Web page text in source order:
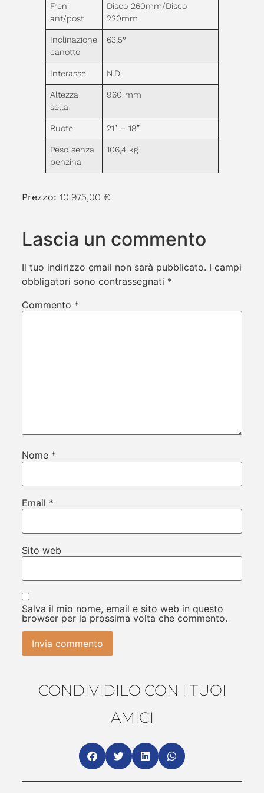
Freni
ant/post
Disco 260mm/Disco
220mm
Inclinazione
canotto
63,5°
Interasse N.D.
Altezza
sella
960 mm
Ruote 21” – 18”
Peso senza
benzina
106,4 kg
Prezzo: 10.975,00 €
Lascia un commento
Il tuo indirizzo email non sarà pubblicato. I campi
obbligatori sono contrassegnati *
Commento *
Nome *
Email *
Sito web
Salva il mio nome, email e sito web in questo
browser per la prossima volta che commento.
CONDIVIDILO CON I TUOI
AMICI